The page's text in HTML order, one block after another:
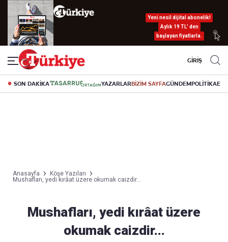
Yeni nesil dijital abonelik!
Aylık 19 TL’ den
başlayan fiyatlarla.
GİRİŞ
SON DAKİKA YAZARLARBİZİM SAYFAGÜNDEMPOLİTİKA
Anasayfa
Köşe Yazıları
Mushafları, yedi kırâat üzere okumak caizdir...
Mushafları, yedi kırâat üzere
okumak caizdir...